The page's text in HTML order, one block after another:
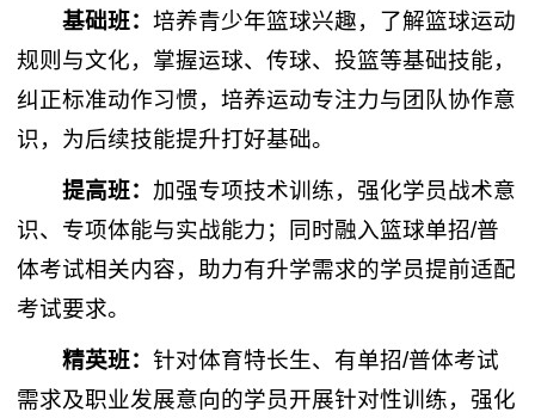
基础班： 培养青少年篮球兴趣，了解篮球运动
规则与文化，掌握运球、传球、投篮等基础技能，
纠正标准动作习惯，培养运动专注力与团队协作意
识，为后续技能提升打好基础。
提高班： 加强专项技术训练，强化学员战术意
识、专项体能与实战能力；同时融入篮球单招/普
体考试相关内容，助力有升学需求的学员提前适配
考试要求。
精英班： 针对体育特长生、有单招/普体考试
需求及职业发展意向的学员开展针对性训练，强化